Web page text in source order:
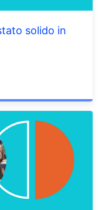
solido in